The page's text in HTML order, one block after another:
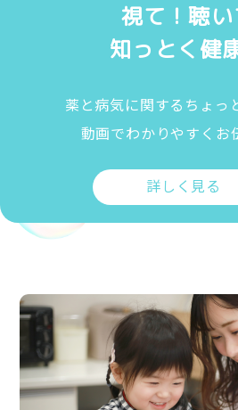
視て！聴い
知っとく健
薬と病気に関するちょっ
動画でわかりやすくお
詳しく見る